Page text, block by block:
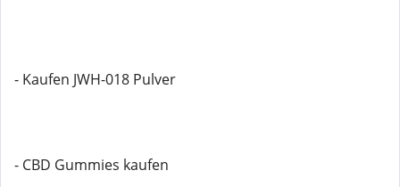
- Kaufen JWH-018 Pulver
- CBD Gummies kaufen